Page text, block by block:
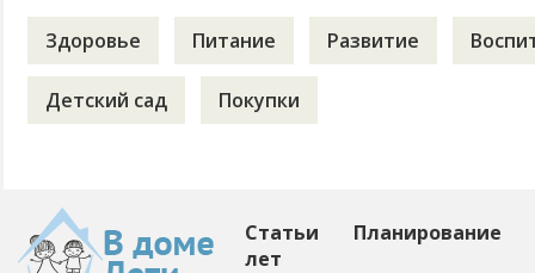
Здоровье Питание Развитие
Детский сад Покупки
Статьи
Планирование
лет